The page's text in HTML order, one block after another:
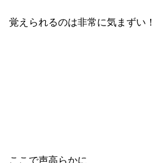
覚えられるのは非常に気まずい！
ここで声高らかに